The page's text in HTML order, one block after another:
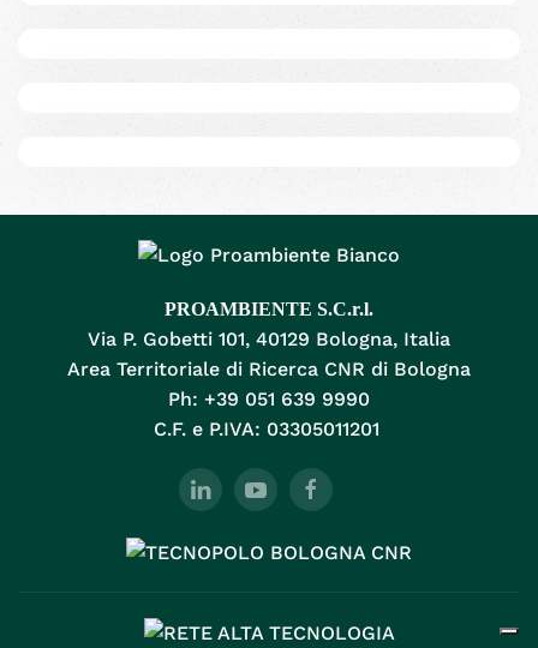
PROAMBIENTE S.C.r.l.
Via P. Gobetti 101, 40129 Bologna, Italia
Area Territoriale di Ricerca CNR di Bologna
Ph: +39 051 639 9990
C.F. e P.IVA: 03305011201